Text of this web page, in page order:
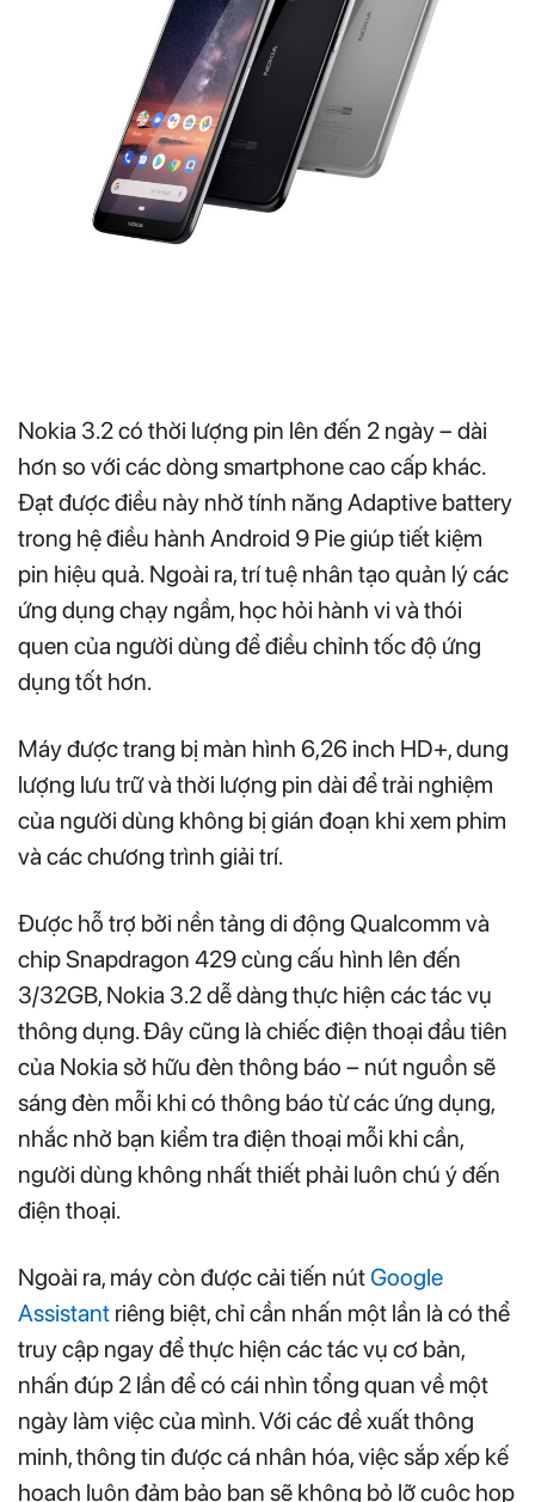
Nokia 3.2 có thời lượng pin lên đến 2 ngày – dài
hơn so với các dòng smartphone cao cấp khác.
Đạt được điều này nhờ tính năng Adaptive battery
trong hệ điều hành Android 9 Pie giúp tiết kiệm
pin hiệu quả. Ngoài ra, trí tuệ nhân tạo quản lý các
ứng dụng chạy ngầm, học hỏi hành vi và thói
quen của người dùng để điều chỉnh tốc độ ứng
dụng tốt hơn.
Máy được trang bị màn hình 6,26 inch HD+, dung
lượng lưu trữ và thời lượng pin dài để trải nghiệm
của người dùng không bị gián đoạn khi xem phim
và các chương trình giải trí.
Được hỗ trợ bởi nền tảng di động Qualcomm và
chip Snapdragon 429 cùng cấu hình lên đến
3/32GB, Nokia 3.2 dễ dàng thực hiện các tác vụ
thông dụng. Đây cũng là chiếc điện thoại đầu tiên
của Nokia sở hữu đèn thông báo – nút nguồn sẽ
sáng đèn mỗi khi có thông báo từ các ứng dụng,
nhắc nhở bạn kiểm tra điện thoại mỗi khi cần,
người dùng không nhất thiết phải luôn chú ý đến
điện thoại.
Ngoài ra, máy còn được cải tiến nútGoogle
Assistant riêng biệt, chỉ cần nhấn một lần là có thể
truy cập ngay để thực hiện các tác vụ cơ bản,
nhấn đúp 2 lần để có cái nhìn tổng quan về một
ngày làm việc của mình. Với các đề xuất thông
minh, thông tin được cá nhân hóa, việc sắp xếp kế
hoạch luôn đảm bảo bạn sẽ không bỏ lỡ cuộc họp